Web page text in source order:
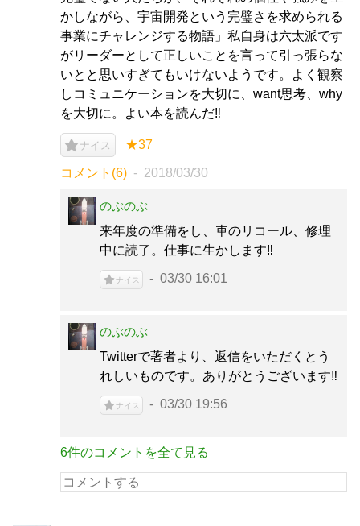
かしながら、宇宙開発という完璧さを求められる
事業にチャレンジする物語」私自身は六太派です
がリーダーとして正しいことを言って引っ張らな
いとと思いすぎてもいけないようです。よく観察
しコミュニケーションを大切に、want思考、why
を大切に。よい本を読んだ‼
ナイス ★37
コメント(6) 2018/03/30
のぶのぶ
来年度の準備をし、車のリコール、修理
中に読了。仕事に生かします‼
ナイス 03/30 16:01
のぶのぶ
Twitterで著者より、返信をいただくとう
れしいものです。ありがとうございます‼
ナイス 03/30 19:56
6件のコメントを全て見る